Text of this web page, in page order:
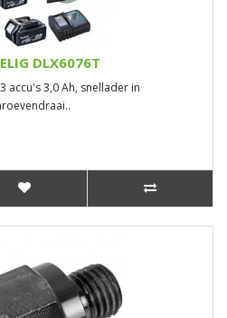
DLX6076T
accu's 3,0 Ah, snellader in